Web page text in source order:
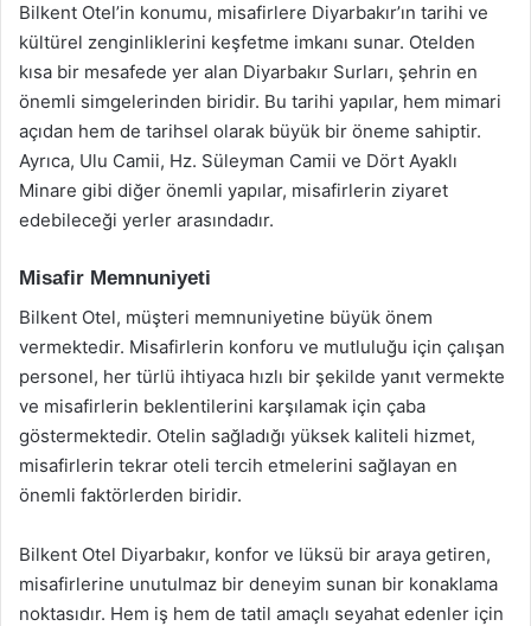
Bilkent Otel’in konumu, misafirlere Diyarbakır’ın tarihi ve
kültürel zenginliklerini keşfetme imkanı sunar. Otelden
kısa bir mesafede yer alan Diyarbakır Surları, şehrin en
önemli simgelerinden biridir. Bu tarihi yapılar, hem mimari
açıdan hem de tarihsel olarak büyük bir öneme sahiptir.
Ayrıca, Ulu Camii, Hz. Süleyman Camii ve Dört Ayaklı
Minare gibi diğer önemli yapılar, misafirlerin ziyaret
edebileceği yerler arasındadır.
Misafir Memnuniyeti
Bilkent Otel, müşteri memnuniyetine büyük önem
vermektedir. Misafirlerin konforu ve mutluluğu için çalışan
personel, her türlü ihtiyaca hızlı bir şekilde yanıt vermekte
ve misafirlerin beklentilerini karşılamak için çaba
göstermektedir. Otelin sağladığı yüksek kaliteli hizmet,
misafirlerin tekrar oteli tercih etmelerini sağlayan en
önemli faktörlerden biridir.
Bilkent Otel Diyarbakır, konfor ve lüksü bir araya getiren,
misafirlerine unutulmaz bir deneyim sunan bir konaklama
noktasıdır. Hem iş hem de tatil amaçlı seyahat edenler için